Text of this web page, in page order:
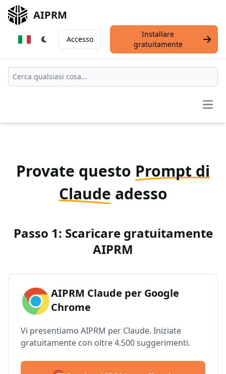
AIPRM
Accesso
Installare
gratuitamente
Provate questo Prompt di
Claude adesso
Passo 1: Scaricare gratuitamente
AIPRM
AIPRM Claude per Google
Chrome
Vi presentiamo AIPRM per Claude. Iniziate
gratuitamente con oltre 4.500 suggerimenti.